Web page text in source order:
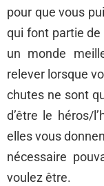
pour que vous
qui font partie
un monde
relever lorsque
chutes ne sont
d’être le héros/
elles vous
nécessaire
voulez être.